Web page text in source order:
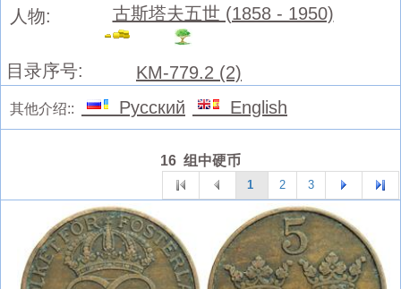
人物:
古斯塔夫五世 (1858 - 1950)
目录序号: KM-779.2 (2)
其他介绍:: Русский English
16 组中硬币
1 2 3